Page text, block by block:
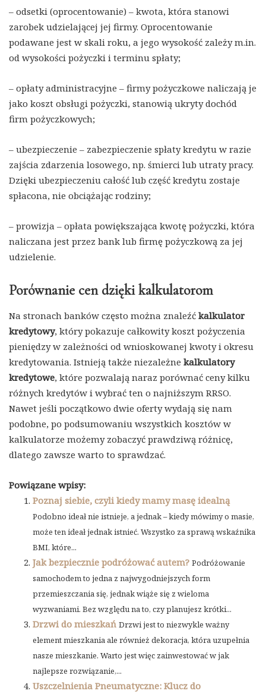
– odsetki (oprocentowanie) – kwota, która stanowi
zarobek udzielającej jej firmy. Oprocentowanie
podawane jest w skali roku, a jego wysokość zależy m.in.
od wysokości pożyczki i terminu spłaty;
– opłaty administracyjne – firmy pożyczkowe naliczają je
jako koszt obsługi pożyczki, stanowią ukryty dochód
firm pożyczkowych;
– ubezpieczenie – zabezpieczenie spłaty kredytu w razie
zajścia zdarzenia losowego, np. śmierci lub utraty pracy.
Dzięki ubezpieczeniu całość lub część kredytu zostaje
spłacona, nie obciążając rodziny;
– prowizja – opłata powiększająca kwotę pożyczki, która
naliczana jest przez bank lub firmę pożyczkową za jej
udzielenie.
Porównanie cen dzięki kalkulatorom
Na stronach banków często można znaleźć kalkulator
kredytowy, który pokazuje całkowity koszt pożyczenia
pieniędzy w zależności od wnioskowanej kwoty i okresu
kredytowania. Istnieją także niezależne kalkulatory
kredytowe, które pozwalają naraz porównać ceny kilku
różnych kredytów i wybrać ten o najniższym RRSO.
Nawet jeśli początkowo dwie oferty wydają się nam
podobne, po podsumowaniu wszystkich kosztów w
kalkulatorze możemy zobaczyć prawdziwą różnicę,
dlatego zawsze warto to sprawdzać.
Powiązane wpisy:
Poznaj siebie, czyli kiedy mamy masę idealną
Podobno ideał nie istnieje, a jednak – kiedy mówimy o masie,
może ten ideał jednak istnieć. Wszystko za sprawą wskaźnika
BMI, które...
Jak bezpiecznie podróżować autem? Podróżowanie
samochodem to jedna z najwygodniejszych form
przemieszczania się, jednak wiąże się z wieloma
wyzwaniami. Bez względu na to, czy planujesz krótki...
Drzwi do mieszkań Drzwi jest to niezwykle ważny
element mieszkania ale również dekoracja, która uzupełnia
nasze mieszkanie. Warto jest więc zainwestować w jak
najlepsze rozwiązanie,...
Uszczelnienia Pneumatyczne: Klucz do